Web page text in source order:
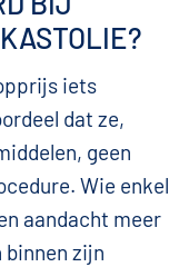
iets
dat ze,
geen
Wie enkel
aandacht meer
zijn